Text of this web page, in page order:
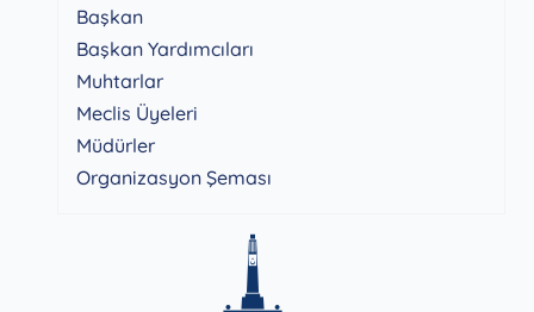
Başkan
Başkan Yardımcıları
Muhtarlar
Meclis Üyeleri
Müdürler
Organizasyon Şeması